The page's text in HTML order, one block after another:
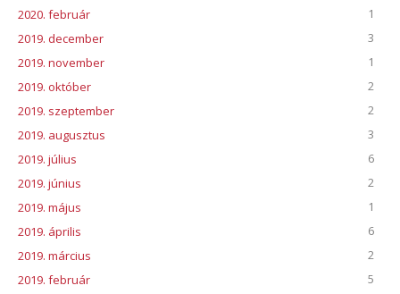
2020. február
1
2019. december
3
2019. november
1
2019. október
2
2019. szeptember
2
2019. augusztus
3
2019. július
6
2019. június
2
2019. május
1
2019. április
6
2019. március
2
2019. február
5